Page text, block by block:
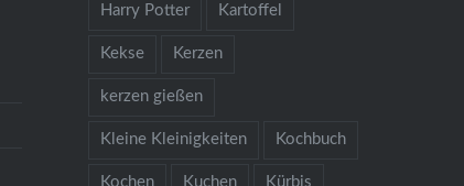
Harry Potter Kartoffel
Kekse Kerzen
kerzen gießen
Kleine Kleinigkeiten Kochbuch
Kochen Kuchen Kürbis